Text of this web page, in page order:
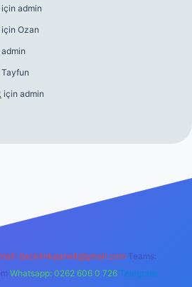
için admin
için Ozan
admin
Tayfun
için admin
backlinkpaneli@gmail.com Teams:
Whatsapp: 0262 606 0 726 Telegram: